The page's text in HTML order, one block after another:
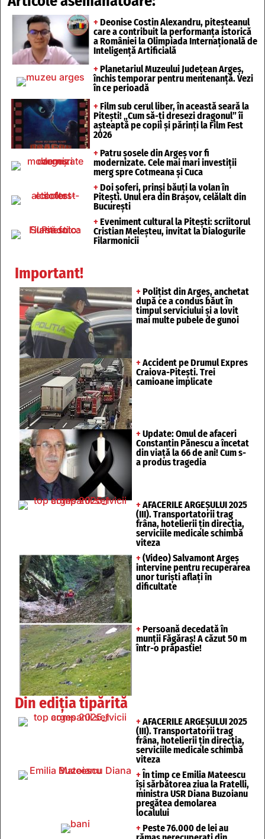
+ Deonise Costin Alexandru, piteșteanul
care a contribuit la performanța istorică
a României la Olimpiada Internațională de
Inteligență Artificială
+ Planetariul Muzeului Județean Argeș,
închis temporar pentru mentenanță. Vezi
în ce perioadă
+ Film sub cerul liber, în această seară la
Pitești! „Cum să-ți dresezi dragonul” îi
așteaptă pe copii și părinți la Film Fest
2026
+ Patru șosele din Argeș vor fi
modernizate. Cele mai mari investiții
merg spre Cotmeana și Cuca
+ Doi șoferi, prinși băuți la volan în
Pitești. Unul era din Brașov, celălalt din
București
+ Eveniment cultural la Pitești: scriitorul
Cristian Meleșteu, invitat la Dialogurile
Filarmonicii
Important!
+ Polițist din Argeș, anchetat
după ce a condus băut în
timpul serviciului și a lovit
mai multe pubele de gunoi
+ Accident pe Drumul Expres
Craiova-Pitești. Trei
camioane implicate
+ Update: Omul de afaceri
Constantin Pănescu a încetat
din viață la 66 de ani! Cum s-
a produs tragedia
+ AFACERILE ARGEȘULUI 2025
(III). Transportatorii trag
frâna, hotelierii țin direcția,
serviciile medicale schimbă
viteza
+ (Video) Salvamont Argeș
intervine pentru recuperarea
unor turişti aflaţi în
dificultate
+ Persoană decedată în
munții Făgăraș! A căzut 50 m
într-o prăpastie!
Din ediția tipărită
+ AFACERILE ARGEȘULUI 2025
(III). Transportatorii trag
frâna, hotelierii țin direcția,
serviciile medicale schimbă
viteza
+ În timp ce Emilia Mateescu
își sărbătorea ziua la Fratelli,
ministra USR Diana Buzoianu
pregătea demolarea
localului
+ Peste 76.000 de lei au